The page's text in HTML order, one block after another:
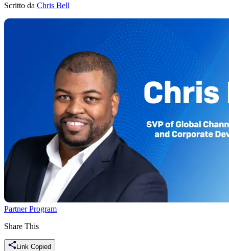
Scritto da Chris Bell
Partner Program
Share This
Link Copied